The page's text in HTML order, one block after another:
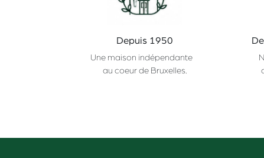
Depuis 1950
Une maison indépendante
au coeur de Bruxelles.